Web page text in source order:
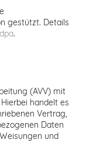
gestützt. Details
.
(AVV) mit
handelt es
Vertrag,
Daten
und